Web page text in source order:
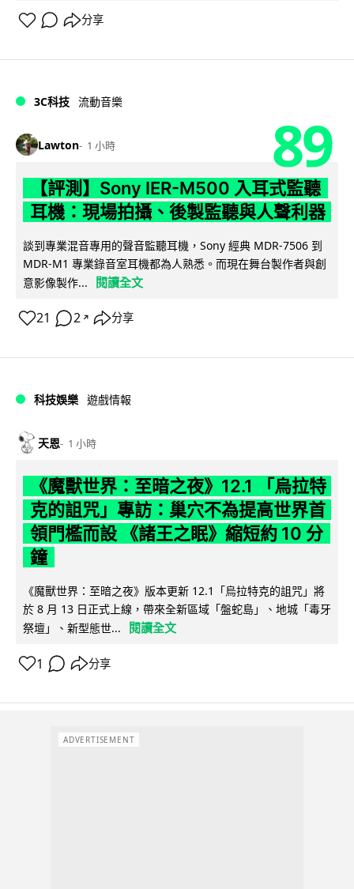
分享
3C科技 流動音樂
Lawton 1 小時 89
【評測】Sony IER-M500 入耳式監聽
耳機：現場拍攝、後製監聽與人聲利器
談到專業混音專用的聲音監聽耳機，Sony 經典 MDR-7506 到
MDR-M1 專業錄音室耳機都為人熟悉。而現在舞台製作者與創
意影像製作...
閱讀全文
21 2 ↗ 分享
科技娛樂 遊戲情報
天恩 1 小時
《魔獸世界：至暗之夜》12.1 「烏拉特
克的詛咒」專訪：巢穴不為提高世界首
領門檻而設 《諸王之眠》縮短約 10 分
鐘
《魔獸世界：至暗之夜》版本更新 12.1「烏拉特克的詛咒」將
於 8 月 13 日正式上線，帶來全新區域「盤蛇島」、地城「毒牙
祭壇」、新型態世...
閱讀全文
1 分享
ADVERTISEMENT